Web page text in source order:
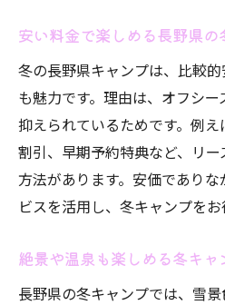
安い料金で楽しめる長野県の
冬の長野県キャンプは、比較
も魅力です。理由は、オフシ
抑えられているためです。例
割引、早期予約特典など、リ
方法があります。安価であり
ビスを活用し、冬キャンプをお
絶景や温泉も楽しめる冬キャ
長野県の冬キャンプでは、雪